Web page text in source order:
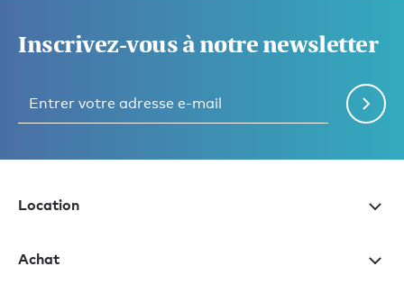
Inscrivez-vous à notre newsletter
Location
Achat